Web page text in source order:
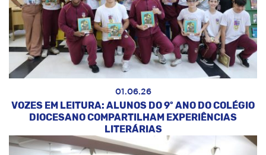
01.06.26
VOZES EM LEITURA: ALUNOS DO 9º ANO DO COLÉGIO
DIOCESANO COMPARTILHAM EXPERIÊNCIAS
LITERÁRIAS